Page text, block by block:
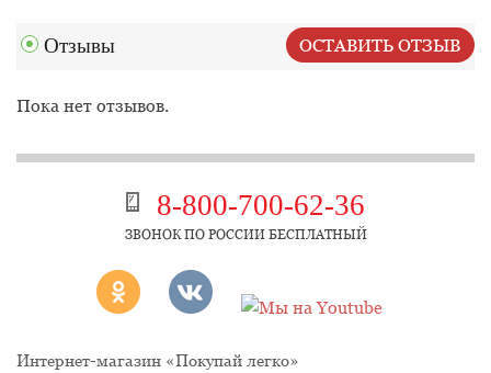
Отзывы ОСТАВИТЬ ОТЗЫВ
Пока нет отзывов.
8-800-700-62-36
ЗВОНОК ПО РОССИИ БЕСПЛАТНЫЙ
Интернет-магазин «Покупай легко»